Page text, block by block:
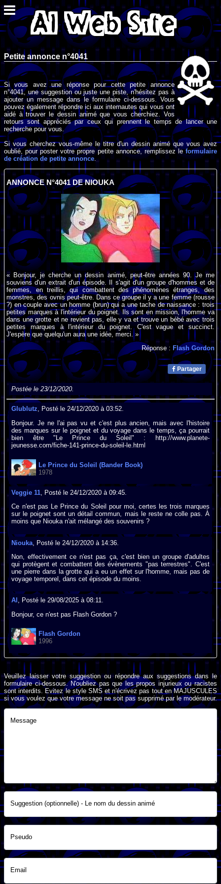
Petite annonce n°4041
Si vous avez une réponse pour cette petite annonce
n°4041, une suggestion ou juste une piste, n'hésitez pas à
ajouter un message dans le formulaire ci-dessous. Vous
pouvez également répondre ici aux internautes qui vous ont
aidé à trouver le dessin animé que vous cherchiez. Vos
retours sont appréciés par ceux qui prennent le temps de lancer une
recherche pour vous.
Si vous cherchez vous-même le titre d'un dessin animé que vous avez
oublié, pour poster votre propre petite annonce, remplissez leformulaire
de création de petite annonce .
ANNONCE N°4041 DE NIOUKA
« Bonjour, je cherche un dessin animé, peut-être années 90. Je me
souviens d'un extrait d'un épisode. Il s'agit d'un groupe d'hommes et de
femmes, en treillis, qui combattent des phénomènes étranges, des
monstres, des ovnis peut-être. Dans ce groupe il y a une femme (rousse
?) en couple avec un homme (brun) qui a une tache de naissance : trois
petites marques à l'intérieur du poignet. Ils sont en mission, l'homme va
dans une grotte et ne revient pas, elle y va et trouve un bébé avec trois
petites marques à l'intérieur du poignet. C'est vague et succinct.
J'espère que quelqu'un aura une idée, merci. »
Réponse : Flash Gordon
Partager
Postée le 23/12/2020.
Glublutz, Posté le 24/12/2020 à 03:52.
Bonjour. Je ne l'ai pas vu et c'est plus ancien, mais avec l'histoire
des marques sur le poignet et du voyage dans le temps, ça pourrait
bien être "Le Prince du Soleil" : http://www.planete-
jeunesse.com/fiche-141-prince-du-soleil-le.html
Le Prince du Soleil (Bander Book)
1978
Veggie 11, Posté le 24/12/2020 à 09:45.
Ce n'est pas Le Prince du Soleil pour moi, certes les trois marques
sur le poignet sont un détail commun, mais le reste ne colle pas. À
moins que Niouka n'ait mélangé des souvenirs ?
Niouka , Posté le 24/12/2020 à 14:36.
Non, effectivement ce n'est pas ça, c'est bien un groupe d'adultes
qui protègent et combattent des évènements "pas terrestres". C'est
une pierre dans la grotte qui a eu un effet sur l'homme, mais pas de
voyage temporel, dans cet épisode du moins.
Al , Posté le 29/08/2025 à 08:11.
Bonjour, ce n'est pas Flash Gordon ?
Flash Gordon
1996
Veuillez laisser votre suggestion ou répondre aux suggestions dans le
formulaire ci-dessous. N'oubliez pas que les propos injurieux ou racistes
sont interdits. Evitez le style SMS et n'écrivez pas tout en MAJUSCULES
si vous voulez que votre message ne soit pas supprimé par le modérateur.
Message
Suggestion (optionnelle) - Le nom du dessin animé
Pseudo
Email